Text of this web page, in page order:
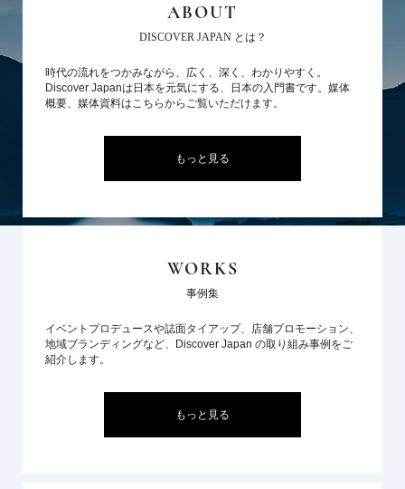
ABOUT
DISCOVER JAPAN とは？
時代の流れをつかみながら、広く、深く、わかりやすく。
Discover Japanは日本を元気にする、日本の入門書です。媒体
概要、媒体資料はこちらからご覧いただけます。
もっと見る
WORKS
事例集
イベントプロデュースや誌面タイアップ、店舗プロモーション、
地域ブランディングなど、Discover Japan の取り組み事例をご
紹介します。
もっと見る